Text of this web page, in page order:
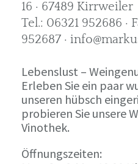
16 · 67489 Kirrweiler
Tel.: 06321 952686 ·
952687 ·
Lebenslust –
Erleben Sie ein paar
unseren hübsch
probieren Sie unsere
Vinothek.
Öffnungszeiten: